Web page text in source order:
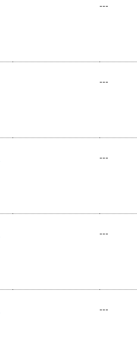
---
---
---
---
---